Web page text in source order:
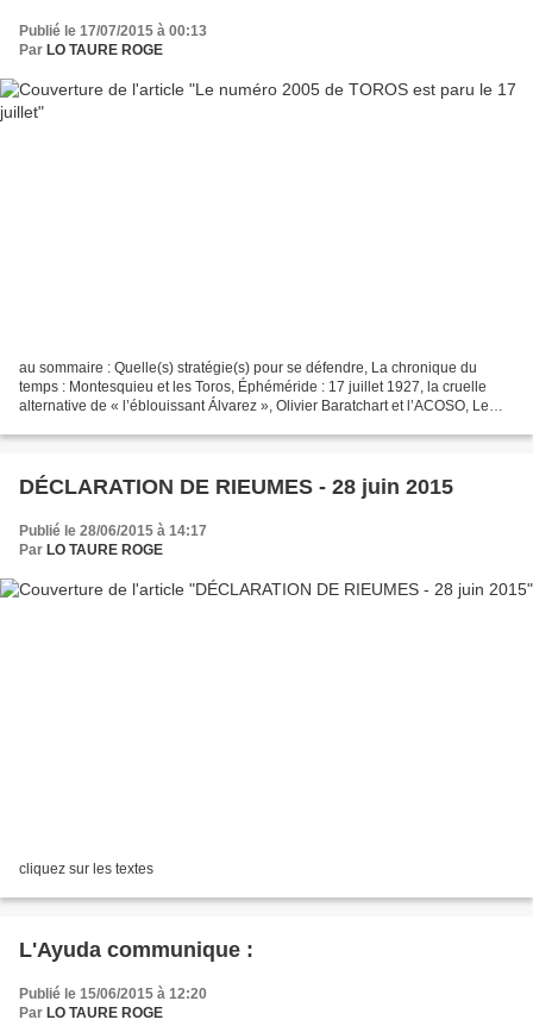
Publié le 17/07/2015 à 00:13
Par LO TAURE ROGE
au sommaire : Quelle(s) stratégie(s) pour se défendre, La chronique du
temps : Montesquieu et les Toros, Éphéméride : 17 juillet 1927, la cruelle
alternative de « l’éblouissant Álvarez », Olivier Baratchart et l’ACOSO, Le
DÉCLARATION DE RIEUMES - 28 juin 2015
Publié le 28/06/2015 à 14:17
Par LO TAURE ROGE
cliquez sur les textes
L'Ayuda communique :
Publié le 15/06/2015 à 12:20
Par LO TAURE ROGE